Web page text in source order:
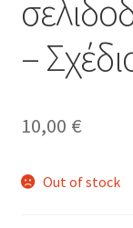
–
10,00 €
Out of stock